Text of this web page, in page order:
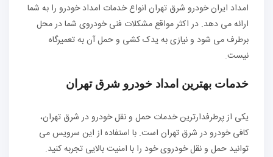
امداد ایران خودرو شرق تهران انواع خدمات امداد خودرو را به شما
ارائه می دهد. در اکثر مواقع مشکلات فنی خودروی شما در محل
برطرف می شود و نیازی به یدک کشی و حمل آن به تعمیرگاه
نیست.
خدمات بهترین امداد خودرو شرق تهران
یکی از پرطرفدارترین خدمات حمل و نقل خودرو در شرق تهران،
کافی خودرو در شرق تهران است. با استفاده از این سرویس می
توانید حمل و نقل خودروی خود را با امنیت بالایی تجربه کنید.